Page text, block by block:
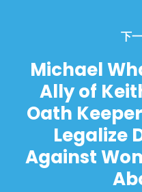
下
Michael
Ally of
Oath
Legalize
Against